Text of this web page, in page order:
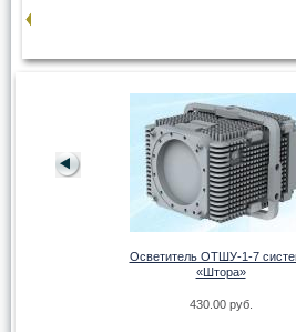
Осветитель ОТШУ-1-7
«Штора»
430.00 руб.